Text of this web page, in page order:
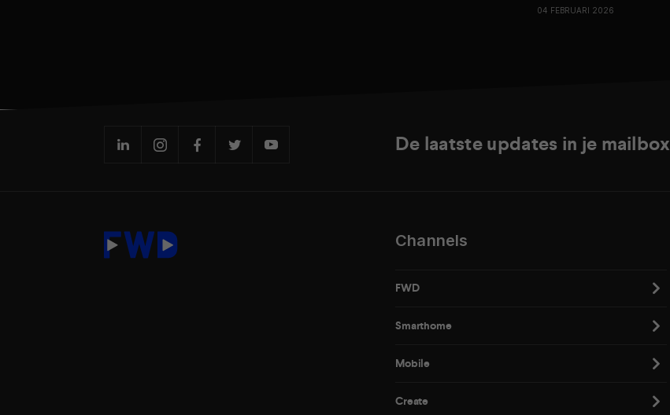
04 FEBRUARI 2026
De laatste updates in je mailbox
Channels
FWD
Smarthome
Mobile
Create